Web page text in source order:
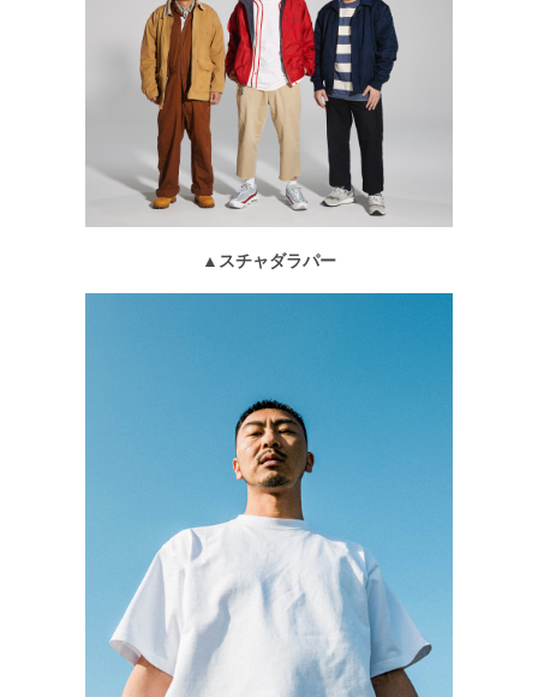
▲スチャダラパー